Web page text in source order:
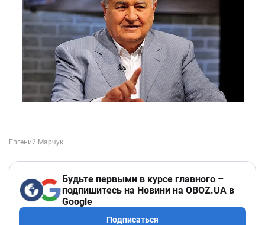
Будьте первыми в курсе главного –
подпишитесь на Новини на OBOZ.UA в
Google
Подписаться